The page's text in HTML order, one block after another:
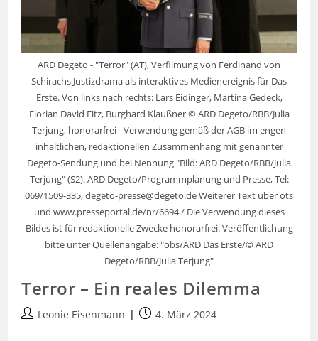
ARD Degeto - "Terror" (AT), Verfilmung von Ferdinand von
Schirachs Justizdrama als interaktives Medienereignis für Das
Erste. Von links nach rechts: Lars Eidinger, Martina Gedeck,
Florian David Fitz, Burghard Klaußner © ARD Degeto/RBB/Julia
Terjung, honorarfrei - Verwendung gemäß der AGB im engen
inhaltlichen, redaktionellen Zusammenhang mit genannter
Degeto-Sendung und bei Nennung "Bild: ARD Degeto/RBB/Julia
Terjung" (S2). ARD Degeto/Programmplanung und Presse, Tel:
069/1509-335, degeto-presse@degeto.de Weiterer Text über ots
und www.presseportal.de/nr/6694 / Die Verwendung dieses
Bildes ist für redaktionelle Zwecke honorarfrei. Veröffentlichung
bitte unter Quellenangabe: "obs/ARD Das Erste/© ARD
Degeto/RBB/Julia Terjung"
Terror – Ein reales Dilemma
Leonie Eisenmann 4. März 2024